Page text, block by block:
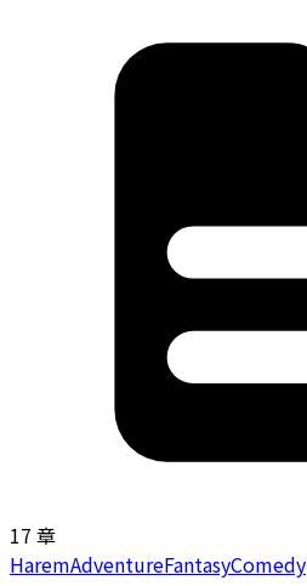
17 章
HaremAdventureFantasyComedy